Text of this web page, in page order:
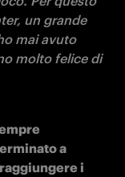
un grande
mai avuto
molto felice di
a
i